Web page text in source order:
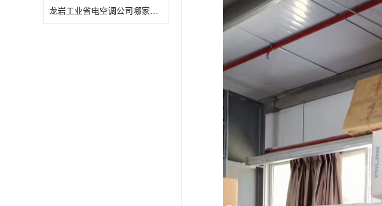
龙岩工业省电空调公司哪家好 适应性强 维护简单